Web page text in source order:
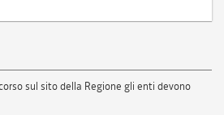
sul sito della Regione gli enti devono